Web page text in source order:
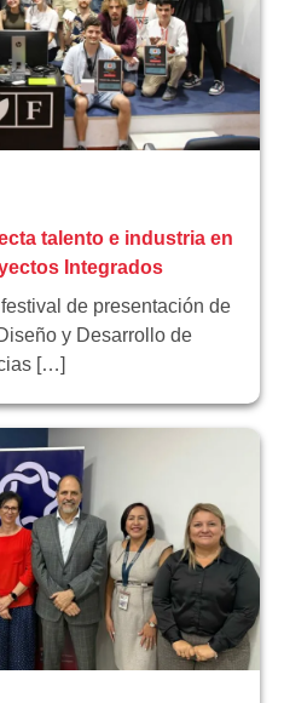
talento e industria en
Integrados
de presentación de
y Desarrollo de
[…]